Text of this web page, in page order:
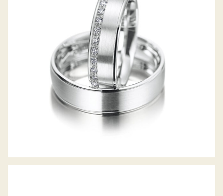
MEISTER TRAURINGE CLASSICS